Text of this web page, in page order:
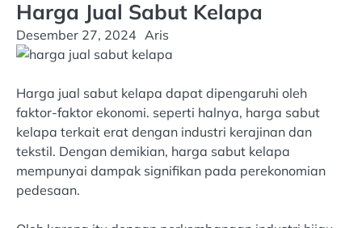
Harga Jual Sabut Kelapa
Desember 27, 2024 Aris
Harga jual sabut kelapa dapat dipengaruhi oleh
faktor-faktor ekonomi. seperti halnya, harga sabut
kelapa terkait erat dengan industri kerajinan dan
tekstil. Dengan demikian, harga sabut kelapa
mempunyai dampak signifikan pada perekonomian
pedesaan.